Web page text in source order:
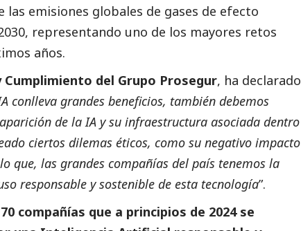
las emisiones globales de gases de efecto
representando uno de los mayores retos
años.
del Grupo Prosegur, ha declarado
conlleva grandes beneficios, también debemos
de la IA y su infraestructura asociada dentro
ciertos dilemas éticos, como su negativo impacto
que, las grandes compañías del país tenemos la
responsable y sostenible de esta tecnología”.
compañías que a principios de 2024 se